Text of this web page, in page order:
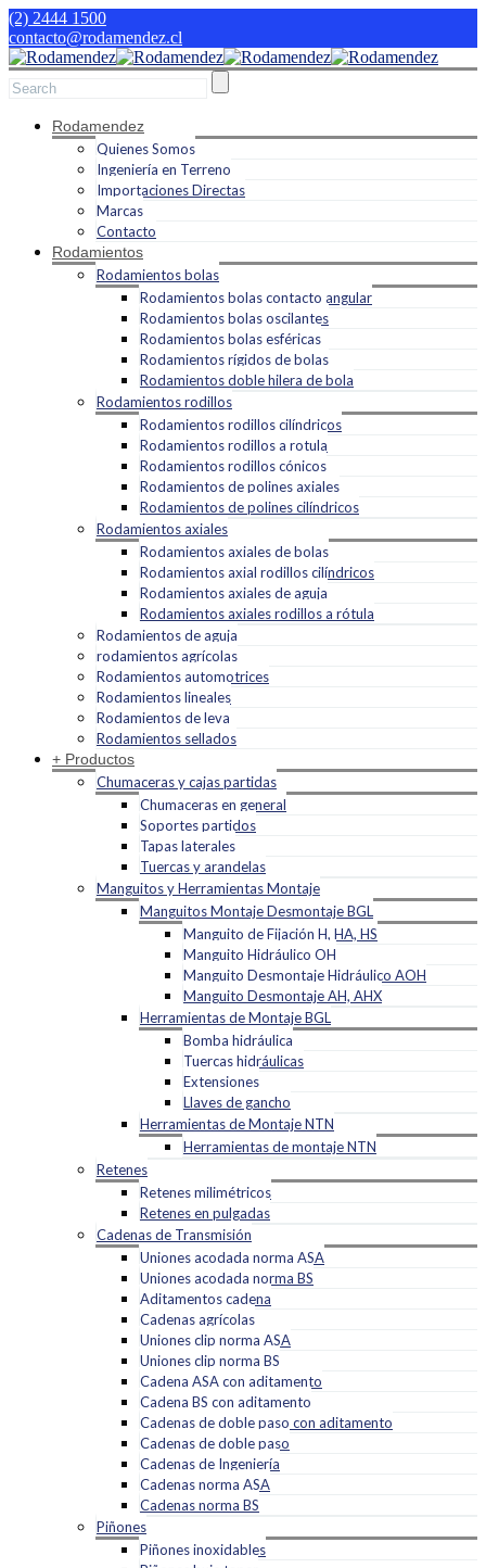
(2) 2444 1500
contacto@rodamendez.cl
Rodamendez
Quienes Somos
Ingeniería en Terreno
Importaciones Directas
Marcas
Contacto
Rodamientos
Rodamientos bolas
Rodamientos bolas contacto angular
Rodamientos bolas oscilantes
Rodamientos bolas esféricas
Rodamientos rígidos de bolas
Rodamientos doble hilera de bola
Rodamientos rodillos
Rodamientos rodillos cilíndricos
Rodamientos rodillos a rotula
Rodamientos rodillos cónicos
Rodamientos de polines axiales
Rodamientos de polines cilíndricos
Rodamientos axiales
Rodamientos axiales de bolas
Rodamientos axial rodillos cilíndricos
Rodamientos axiales de aguja
Rodamientos axiales rodillos a rótula
Rodamientos de aguja
rodamientos agrícolas
Rodamientos automotrices
Rodamientos lineales
Rodamientos de leva
Rodamientos sellados
+ Productos
Chumaceras y cajas partidas
Chumaceras en general
Soportes partidos
Tapas laterales
Tuercas y arandelas
Manguitos y Herramientas Montaje
Manguitos Montaje Desmontaje BGL
Manguito de Fijación H, HA, HS
Manguito Hidráulico OH
Manguito Desmontaje Hidráulico AOH
Manguito Desmontaje AH, AHX
Herramientas de Montaje BGL
Bomba hidráulica
Tuercas hidráulicas
Extensiones
Llaves de gancho
Herramientas de Montaje NTN
Herramientas de montaje NTN
Retenes
Retenes milimétricos
Retenes en pulgadas
Cadenas de Transmisión
Uniones acodada norma ASA
Uniones acodada norma BS
Aditamentos cadena
Cadenas agrícolas
Uniones clip norma ASA
Uniones clip norma BS
Cadena ASA con aditamento
Cadena BS con aditamento
Cadenas de doble paso con aditamento
Cadenas de doble paso
Cadenas de Ingeniería
Cadenas norma ASA
Cadenas norma BS
Piñones
Piñones inoxidables